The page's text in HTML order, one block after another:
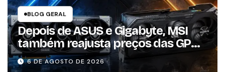
BLOG GERAL
Depois de ASUS e Gigabyte, MSI
também reajusta preços das GPUs
em mais de 20%
6 DE AGOSTO DE 2026